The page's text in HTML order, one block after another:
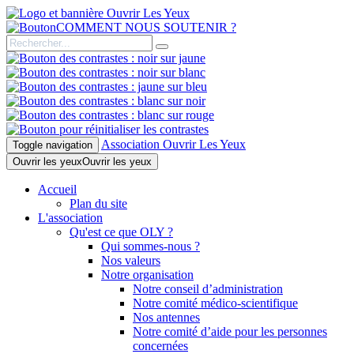
COMMENT NOUS SOUTENIR ?
Toggle navigation Association Ouvrir Les Yeux
Ouvrir les yeuxOuvrir les yeux
Accueil
Plan du site
L'association
Qu'est ce que OLY ?
Qui sommes-nous ?
Nos valeurs
Notre organisation
Notre conseil d’administration
Notre comité médico-scientifique
Nos antennes
Notre comité d’aide pour les personnes
concernées